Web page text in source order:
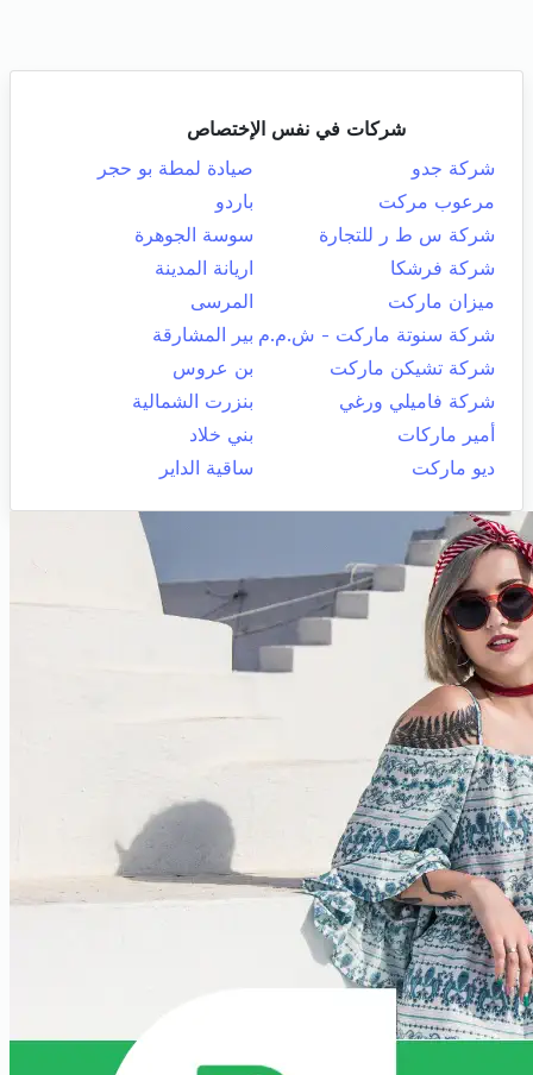
شركات في نفس الإختصاص
شركة جدو
صيادة لمطة بو حجر
مرعوب مركت
باردو
شركة س ط ر للتجارة
سوسة الجوهرة
شركة فرشكا
اريانة المدينة
ميزان ماركت
المرسى
شركة سنوتة ماركت - ش.م.م بير المشارقة
شركة تشيكن ماركت
بن عروس
شركة فاميلي ورغي
بنزرت الشمالية
أمير ماركات
بني خلاد
ديو ماركت
ساقية الداير